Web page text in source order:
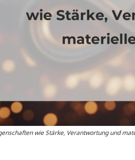
wie Stärke, Verantwortung und